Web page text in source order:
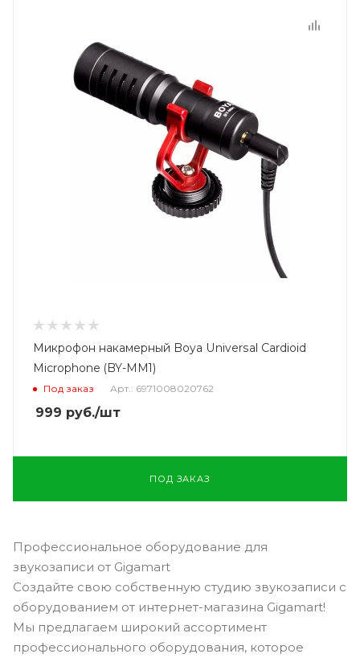
Микрофон накамерный Boya Universal Cardioid
Microphone (BY-MM1)
Под заказ Арт.: 6971008020762
999 руб./шт
ПОД ЗАКАЗ
Профессиональное оборудование для
звукозаписи от Gigamart
Создайте свою собственную студию звукозаписи с
оборудованием от интернет-магазина Gigamart!
Мы предлагаем широкий ассортимент
профессионального оборудования, которое